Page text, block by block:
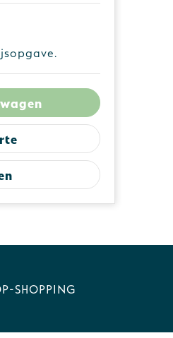
shopping